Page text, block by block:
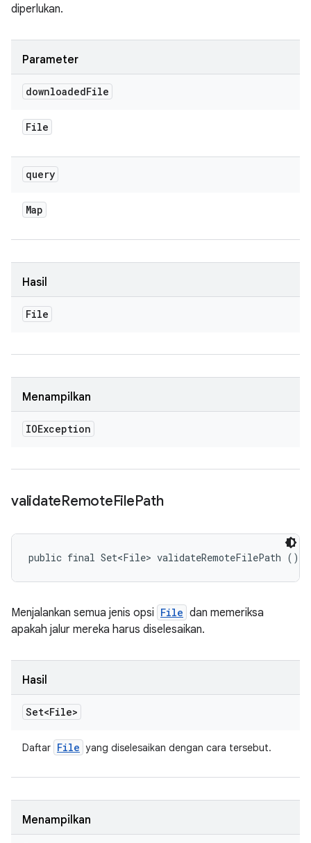
diperlukan.
Parameter
downloadedFile
File
query
Map
Hasil
File
Menampilkan
IOException
validateRemoteFilePath
public final Set<File> validateRemoteFilePath ()
Menjalankan semua jenis opsi File dan memeriksa
apakah jalur mereka harus diselesaikan.
Hasil
Set<File>
Daftar File yang diselesaikan dengan cara tersebut.
Menampilkan